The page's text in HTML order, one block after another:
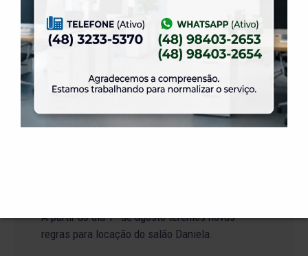
19 de julho de 2026
Venha para o Happy Hour na ELASE.
14 de julho de 2026
Abertura de Reservas para os Salões de Festas
A partir do dia 1º de agosto teremos novas
regras para locação do salão Daniela.